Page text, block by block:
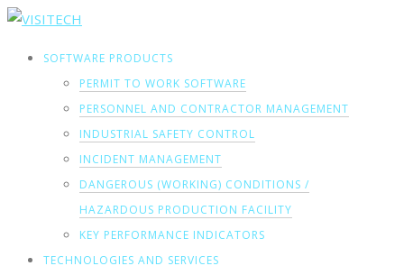
SOFTWARE PRODUCTS
PERMIT TO WORK SOFTWARE
PERSONNEL AND CONTRACTOR MANAGEMENT
INDUSTRIAL SAFETY CONTROL
INCIDENT MANAGEMENT
DANGEROUS (WORKING) CONDITIONS /
HAZARDOUS PRODUCTION FACILITY
KEY PERFORMANCE INDICATORS
TECHNOLOGIES AND SERVICES